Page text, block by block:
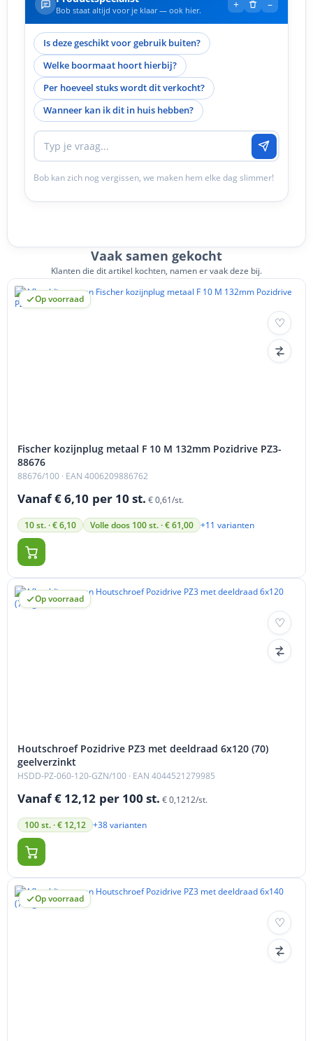
Bob staat altijd voor je klaar — ook hier. + –
Is deze geschikt voor gebruik buiten?
Welke boormaat hoort hierbij?
Per hoeveel stuks wordt dit verkocht?
Wanneer kan ik dit in huis hebben?
Bob kan zich nog vergissen, we maken hem elke dag slimmer!
Vaak samen gekocht
Klanten die dit artikel kochten, namen er vaak deze bij.
Op voorraad
Fischer kozijnplug metaal F 10 M 132mm Pozidrive PZ3-
88676
88676/100 · EAN 4006209886762
Vanaf € 6,10 per 10 st. € 0,61/st.
10 st. · € 6,10 Volle doos 100 st. · € 61,00 +11 varianten
Op voorraad
Houtschroef Pozidrive PZ3 met deeldraad 6x120 (70)
geelverzinkt
HSDD-PZ-060-120-GZN/100 · EAN 4044521279985
Vanaf € 12,12 per 100 st. € 0,1212/st.
100 st. · € 12,12 +38 varianten
Op voorraad